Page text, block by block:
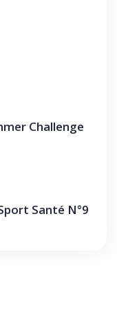
Challenge
Santé N°9